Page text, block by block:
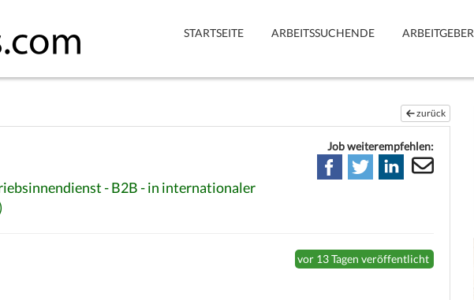
STARTSEITE ARBEITSSUCHENDE ARBEITGEBER
zurück
Job weiterempfehlen:
- B2B - in internationaler
vor 13 Tagen veröffentlicht